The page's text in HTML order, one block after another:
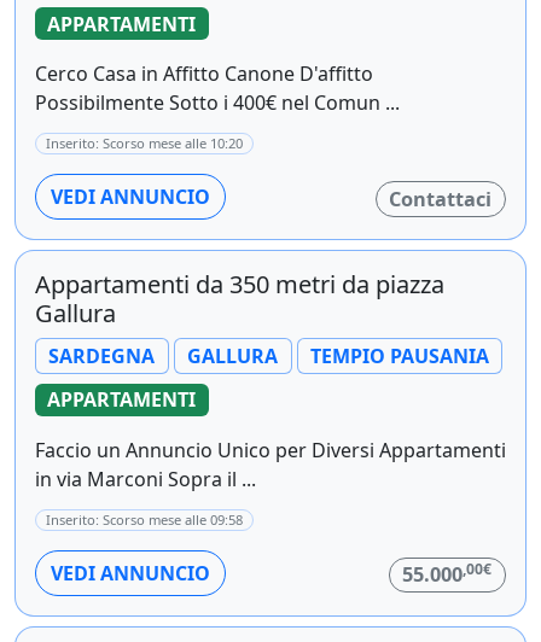
APPARTAMENTI
Cerco Casa in Affitto Canone D'affitto
Possibilmente Sotto i 400€ nel Comun ...
Inserito: Scorso mese alle 10:20
VEDI ANNUNCIO Contattaci
Appartamenti da 350 metri da piazza
Gallura
SARDEGNA GALLURA
TEMPIO PAUSANIA
APPARTAMENTI
Faccio un Annuncio Unico per Diversi Appartamenti
in via Marconi Sopra il ...
Inserito: Scorso mese alle 09:58
VEDI ANNUNCIO 55.000,00€